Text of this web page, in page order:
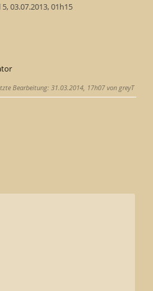
03.07.2013, 01h15
Bearbeitung: 31.03.2014, 17h07 von greyT